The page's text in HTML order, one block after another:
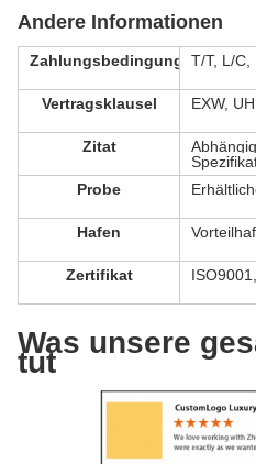
Andere Informationen
Zahlungsbedingung T/T, L/C,
Vertragsklausel EXW,
Zitat
Probe
Hafen
Zertifikat
Was unsere
tut